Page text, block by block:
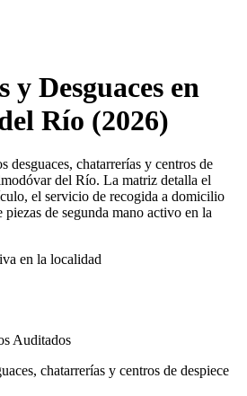
Desguaces en
Río (2026)
desguaces, chatarrerías y centros de
del Río. La matriz detalla el
el servicio de recogida a domicilio
de segunda mano activo en la
en la localidad
Auditados
chatarrerías y centros de despiece